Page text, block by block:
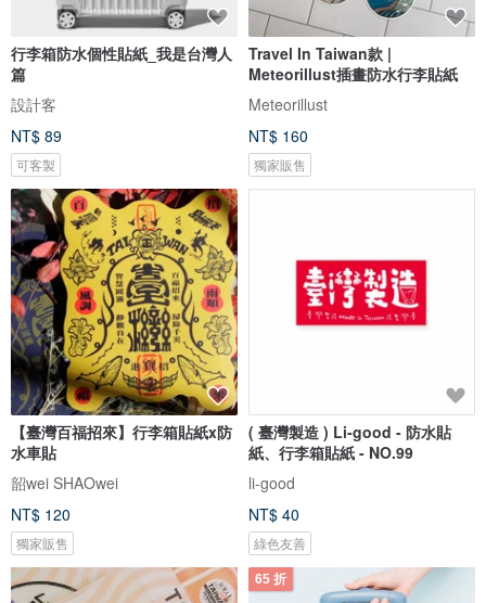
行李箱防水個性貼紙_我是台灣人
篇
設計客
NT$ 89
可客製
Travel In Taiwan款 |
Meteorillust插畫防水行李貼紙
Meteorillust
NT$ 160
獨家販售
【臺灣百福招來】行李箱貼紙x防
水車貼
韶wei SHAOwei
NT$ 120
獨家販售
( 臺灣製造 ) Li-good - 防水貼
紙、行李箱貼紙 - NO.99
li-good
NT$ 40
綠色友善
65 折